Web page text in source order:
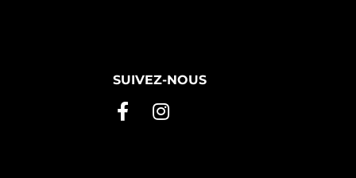
SUIVEZ-NOUS